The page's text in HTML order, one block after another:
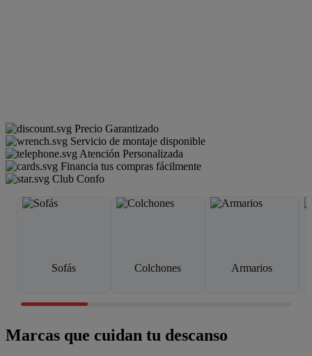
Precio Garantizado
Servicio de montaje disponible
Atención Personalizada
Financia tus compras fácilmente
Club Confo
Sofás Colchones Armarios
Marcas que cuidan tu descanso